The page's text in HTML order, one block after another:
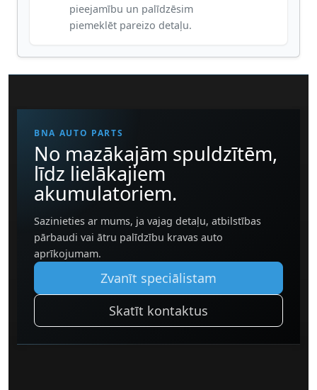
pieejamību un palīdzēsim
piemeklēt pareizo detaļu.
BNA AUTO PARTS
No mazākajām spuldzītēm,
līdz lielākajiem
akumulatoriem.
Sazinieties ar mums, ja vajag detaļu, atbilstības
pārbaudi vai ātru palīdzību kravas auto
aprīkojumam.
Zvanīt speciālistam
Skatīt kontaktus